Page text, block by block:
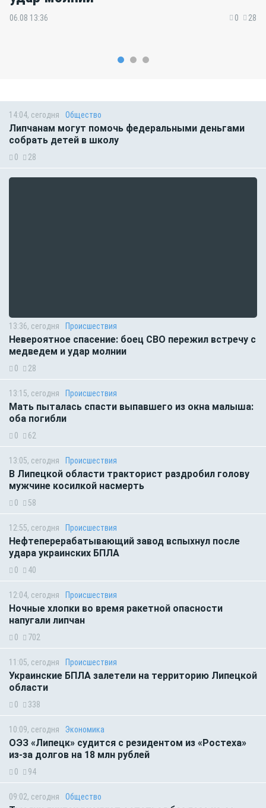
06.08 13:36 0 28
14:04, сегодня Общество
Липчанам могут помочь федеральными деньгами
собрать детей в школу
0 28
13:36, сегодня Происшествия
Невероятное спасение: боец СВО пережил встречу с
медведем и удар молнии
0 28
13:15, сегодня Происшествия
Мать пыталась спасти выпавшего из окна малыша:
оба погибли
0 62
13:05, сегодня Происшествия
В Липецкой области тракторист раздробил голову
мужчине косилкой насмерть
0 58
12:55, сегодня Происшествия
Нефтеперерабатывающий завод вспыхнул после
удара украинских БПЛА
0 40
12:04, сегодня Происшествия
Ночные хлопки во время ракетной опасности
напугали липчан
0 702
11:05, сегодня Происшествия
Украинские БПЛА залетели на территорию Липецкой
области
0 338
10:09, сегодня Экономика
ОЭЗ «Липецк» судится с резидентом из «Ростеха»
из-за долгов на 18 млн рублей
0 94
09:02, сегодня Общество